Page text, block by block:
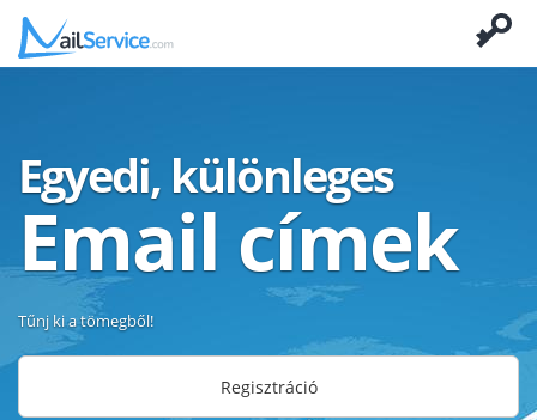
Egyedi, különleges
Email címek
Tűnj ki a tömegből!
Regisztráció